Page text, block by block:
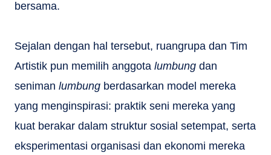
bersama.
Sejalan dengan hal tersebut, ruangrupa dan Tim
Artistik pun memilih anggota lumbung dan
seniman lumbung berdasarkan model mereka
yang menginspirasi: praktik seni mereka yang
kuat berakar dalam struktur sosial setempat, serta
eksperimentasi organisasi dan ekonomi mereka